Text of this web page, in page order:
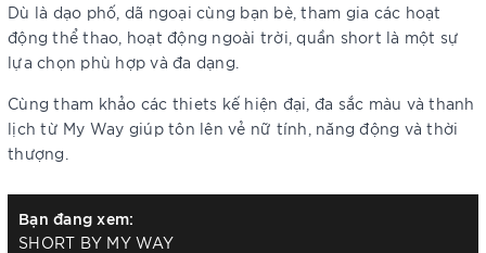
Dù là dạo phố, dã ngoại cùng bạn bè, tham gia các hoạt
động thể thao, hoạt động ngoài trời, quần short là một sự
lựa chọn phù hợp và đa dạng.
Cùng tham khảo các thiets kế hiện đại, đa sắc màu và thanh
lịch từ My Way giúp tôn lên vẻ nữ tính, năng động và thời
thượng.
Bạn đang xem:
SHORT BY MY WAY